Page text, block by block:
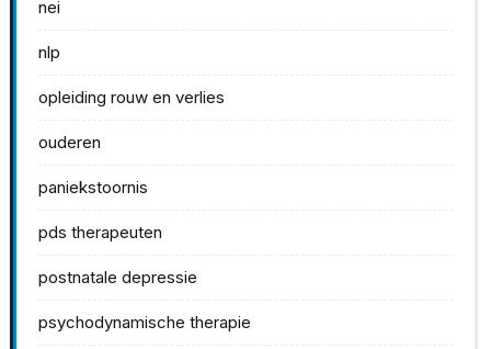
nei
nlp
opleiding rouw en verlies
ouderen
paniekstoornis
pds therapeuten
postnatale depressie
psychodynamische therapie